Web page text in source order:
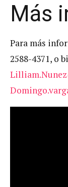
Más
Para más
2588-4371, o